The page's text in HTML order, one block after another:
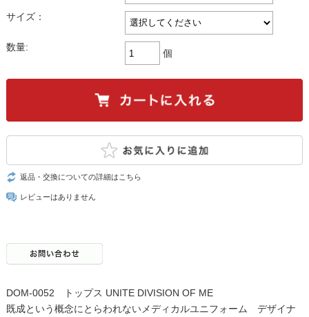
サイズ：
数量:
個
返品・交換についての詳細はこちら
レビューはありません
DOM-0052 トップス UNITE DIVISION OF ME
既成という概念にとらわれないメディカルユニフォーム デザイナ